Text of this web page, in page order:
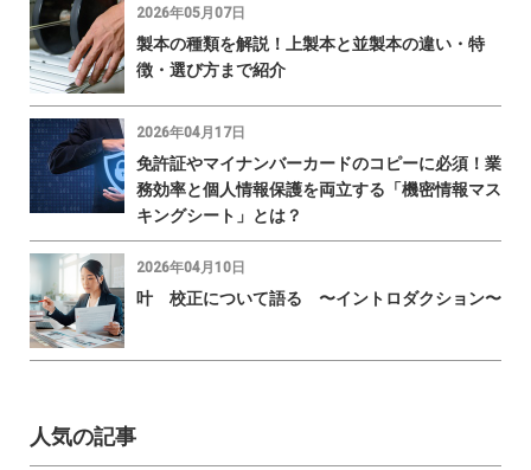
2026年05月07日
製本の種類を解説！上製本と並製本の違い・特
徴・選び方まで紹介
2026年04月17日
免許証やマイナンバーカードのコピーに必須！業
務効率と個人情報保護を両立する「機密情報マス
キングシート」とは？
2026年04月10日
叶 校正について語る 〜イントロダクション〜
人気の記事